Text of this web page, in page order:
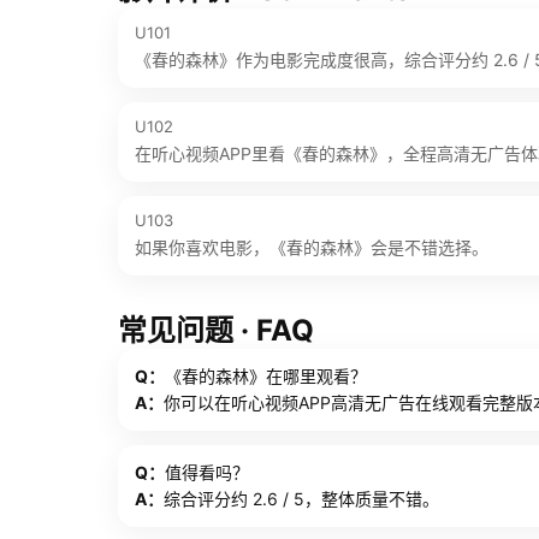
U101
《春的森林》作为电影完成度很高，综合评分约 2.6 / 5
U102
在听心视频APP里看《春的森林》，全程高清无广告体
U103
如果你喜欢电影，《春的森林》会是不错选择。
常见问题 · FAQ
Q：
《春的森林》在哪里观看？
A： 你可以在听心视频APP高清无广告在线观看完整版
Q： 值得看吗？
A： 综合评分约 2.6 / 5，整体质量不错。